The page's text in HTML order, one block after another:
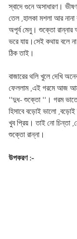
স্বাদে গুনে অসাধারণ।
তেল ,হালকা মশলা আর
অপূর্ব মেনু। শুক্তো রান্নার
ভরে যায়।সেই কথায় বলে
ঠিক তাই।
বাজারের থলি খুলে দেখি
ফেললাম ,এই গরমে আজ
''দুধ- শুক্তো ''। গরম ভাতে
হিসাবে বড়োই ভালো
খুব প্রিয়। তাই নো চিন্তা
শুক্তো রান্না।
উপকরণ :-